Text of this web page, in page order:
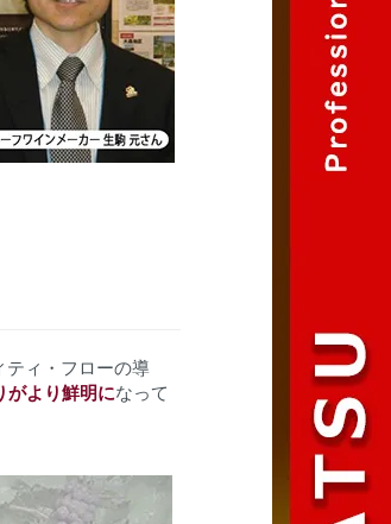
ティ・フローの導
がより鮮明になって